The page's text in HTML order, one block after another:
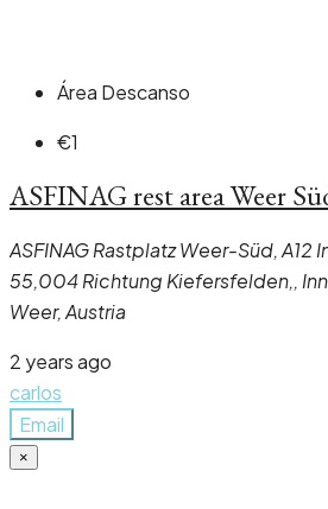
Área Descanso
€1
ASFINAG rest area Weer
ASFINAG Rastplatz Weer-Süd, A12
55,004 Richtung Kiefersfelden,,
Weer, Austria
2 years ago
carlos
Email
×